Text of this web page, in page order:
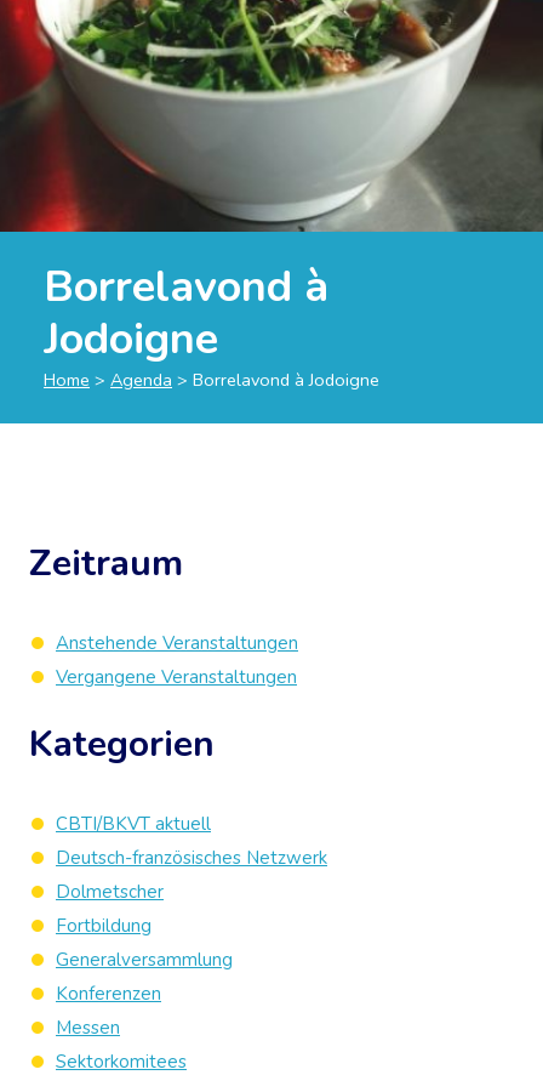
Borrelavond à
Jodoigne
Home > Agenda > Borrelavond à Jodoigne
Zeitraum
Anstehende Veranstaltungen
Vergangene Veranstaltungen
Kategorien
CBTI/BKVT aktuell
Deutsch-französisches Netzwerk
Dolmetscher
Fortbildung
Generalversammlung
Konferenzen
Messen
Sektorkomitees